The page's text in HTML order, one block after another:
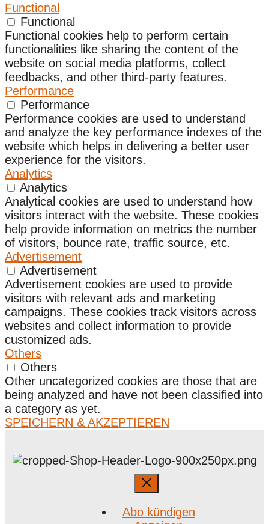
Functional
Functional
Functional cookies help to perform certain
functionalities like sharing the content of the
website on social media platforms, collect
feedbacks, and other third-party features.
Performance
Performance
Performance cookies are used to understand
and analyze the key performance indexes of the
website which helps in delivering a better user
experience for the visitors.
Analytics
Analytics
Analytical cookies are used to understand how
visitors interact with the website. These cookies
help provide information on metrics the number
of visitors, bounce rate, traffic source, etc.
Advertisement
Advertisement
Advertisement cookies are used to provide
visitors with relevant ads and marketing
campaigns. These cookies track visitors across
websites and collect information to provide
customized ads.
Others
Others
Other uncategorized cookies are those that are
being analyzed and have not been classified into
a category as yet.
SPEICHERN & AKZEPTIEREN
Abo kündigen